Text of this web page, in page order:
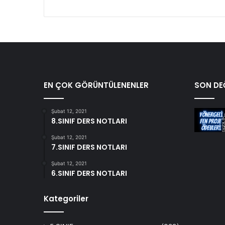
EN ÇOK GÖRÜNTÜLENENLER
Şubat 12, 2021
8.SINIF DERS NOTLARI
Şubat 12, 2021
7.SINIF DERS NOTLARI
Şubat 12, 2021
6.SINIF DERS NOTLARI
Kategoriler
SON